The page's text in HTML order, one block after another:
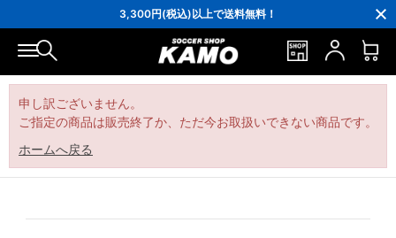
3,300円(税込)以上で送料無料！
ポイント還元率5％！プレミア会員は7％
会員の方にはお誕生月に「10％OFFクーポン」プレゼント！
16,000円(税込)以上でシューズケースプレゼント！
3,300円(税込)以上で送料無料！
申し訳ございません。
ご指定の商品は販売終了か、ただ今お取扱いできない商品です。
ホームへ戻る